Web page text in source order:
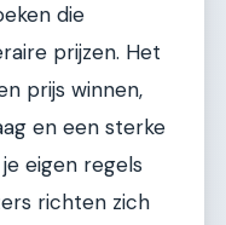
die
prijzen. Het
prijs winnen,
en een sterke
eigen regels
richten zich